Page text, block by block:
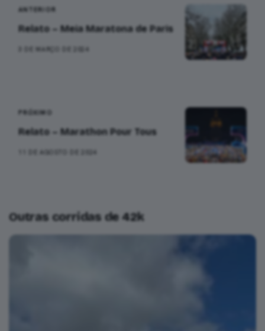
ANTERIOR
Relato – Meia Maratona de Paris
PRÓXIMO
Relato – Marathon Pour Tous
Outras corridas de 42k